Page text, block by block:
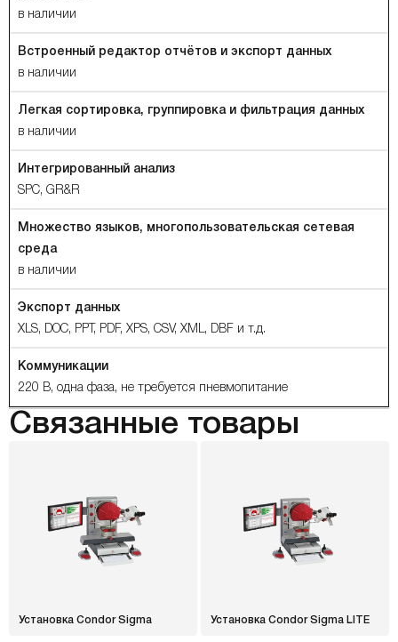
в наличии
Встроенный редактор отчётов и экспорт данных
в наличии
Легкая сортировка, группировка и фильтрация данных
в наличии
Интегрированный анализ
SPC, GR&R
Множество языков, многопользовательская сетевая
среда
в наличии
Экспорт данных
XLS, DOC, PPT, PDF, XPS, CSV, XML, DBF и т.д.
Коммуникации
220 В, одна фаза, не требуется пневмопитание
Связанные товары
Установка Condor Sigma Установка Condor Sigma LITE